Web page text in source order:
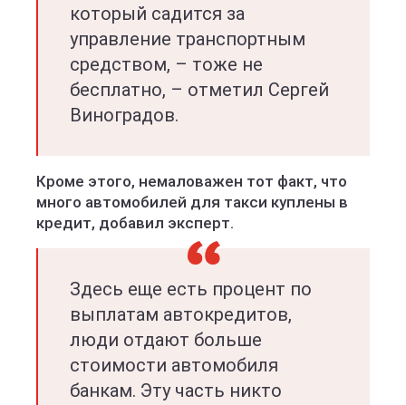
который садится за
управление транспортным
средством, – тоже не
бесплатно, – отметил Сергей
Виноградов.
Кроме этого, немаловажен тот факт, что
много автомобилей для такси куплены в
кредит, добавил эксперт.
Здесь еще есть процент по
выплатам автокредитов,
люди отдают больше
стоимости автомобиля
банкам. Эту часть никто